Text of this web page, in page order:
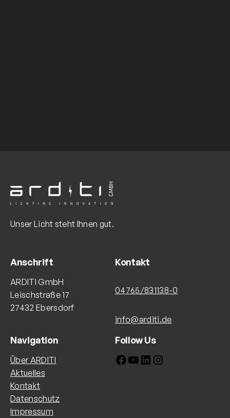
Unser Licht steht Ihnen gut.
Anschrift
ARDITI GmbH
Leischstraße 17
27432 Ebersdorf
Kontakt
04765/831138-0
info@arditi.de
Navigation
Über ARDITI
Aktuelles
Kontakt
Datenschutz
Impressum
Follow Us
Facebook YouTube LinkedIn Instagram